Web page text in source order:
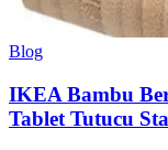
Blog
IKEA Bambu
Tablet Tutucu